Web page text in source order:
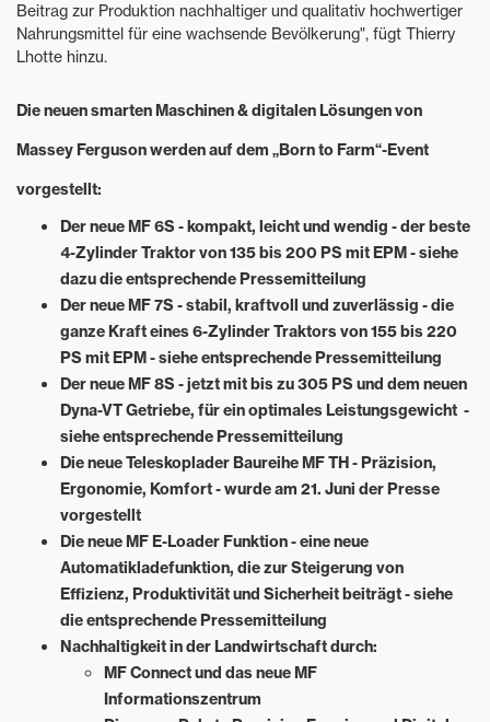
Beitrag zur Produktion nachhaltiger und qualitativ hochwertiger
Nahrungsmittel für eine wachsende Bevölkerung", fügt Thierry
Lhotte hinzu.
Die neuen smarten Maschinen & digitalen Lösungen von
Massey Ferguson werden auf dem „Born to Farm“-Event
vorgestellt:
Der neue MF 6S - kompakt, leicht und wendig - der beste
4-Zylinder Traktor von 135 bis 200 PS mit EPM - siehe
dazu die entsprechende Pressemitteilung
Der neue MF 7S - stabil, kraftvoll und zuverlässig - die
ganze Kraft eines 6-Zylinder Traktors von 155 bis 220
PS mit EPM - siehe entsprechende Pressemitteilung
Der neue MF 8S - jetzt mit bis zu 305 PS und dem neuen
Dyna-VT Getriebe, für ein optimales Leistungsgewicht -
siehe entsprechende Pressemitteilung
Die neue Teleskoplader Baureihe MF TH - Präzision,
Ergonomie, Komfort - wurde am 21. Juni der Presse
vorgestellt
Die neue MF E-Loader Funktion - eine neue
Automatikladefunktion, die zur Steigerung von
Effizienz, Produktivität und Sicherheit beiträgt - siehe
die entsprechende Pressemitteilung
Nachhaltigkeit in der Landwirtschaft durch:
MF Connect und das neue MF
Informationszentrum